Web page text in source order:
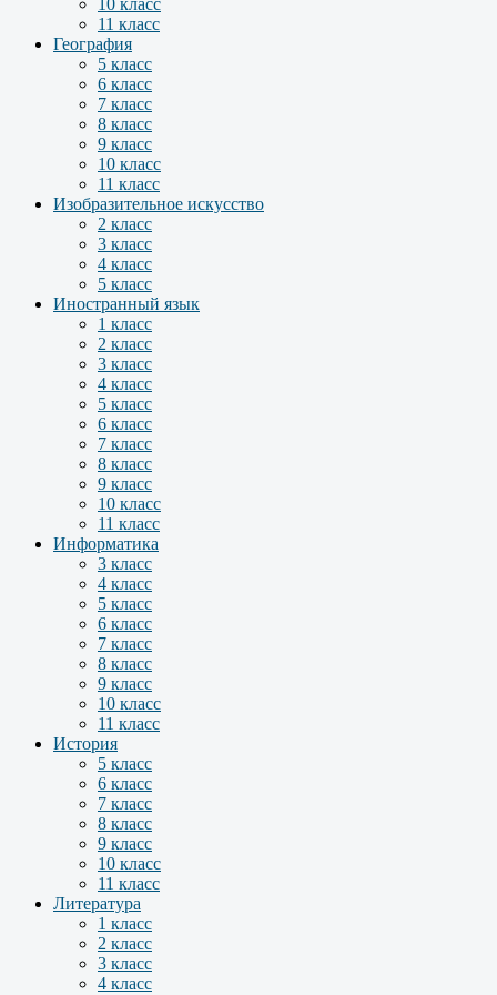
10 класс
11 класс
География
5 класс
6 класс
7 класс
8 класс
9 класс
10 класс
11 класс
Изобразительное искусство
2 класс
3 класс
4 класс
5 класс
Иностранный язык
1 класс
2 класс
3 класс
4 класс
5 класс
6 класс
7 класс
8 класс
9 класс
10 класс
11 класс
Информатика
3 класс
4 класс
5 класс
6 класс
7 класс
8 класс
9 класс
10 класс
11 класс
История
5 класс
6 класс
7 класс
8 класс
9 класс
10 класс
11 класс
Литература
1 класс
2 класс
3 класс
4 класс